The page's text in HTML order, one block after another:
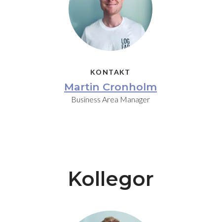
KONTAKT
Martin Cronholm
Business Area Manager
Kollegor